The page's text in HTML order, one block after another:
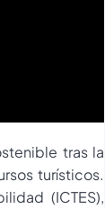
tras la
turísticos.
(ICTES),